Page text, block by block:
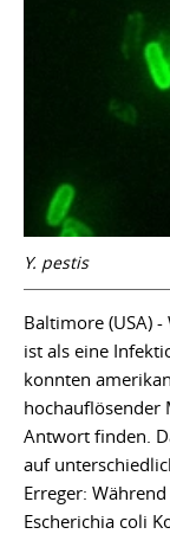
Y. pestis
Baltimore (USA)
ist als eine
konnten
hochauflösender
Antwort finden.
auf
Erreger:
Escherichia coli